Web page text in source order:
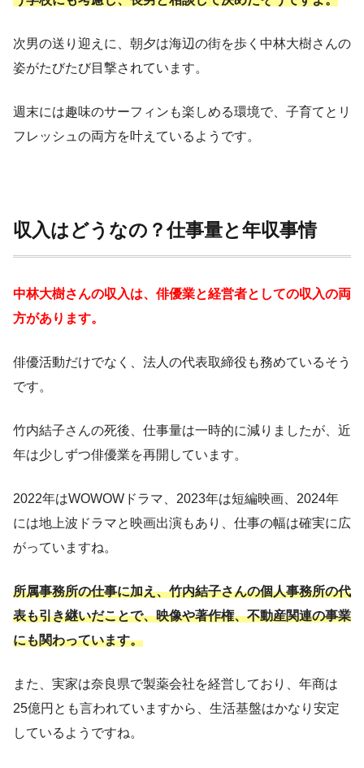
次男の送り迎えに、朝夕は海辺の街を歩く中林大樹さんの
姿がたびたび目撃されています。
週末には趣味のサーフィンも楽しめる環境で、子育てとリ
フレッシュの両方を叶えているようです。
収入はどうなの？仕事量と年収事情
中林大樹さんの収入は、俳優業と経営者としての収入の両
方があります。
俳優活動だけでなく、法人の代表取締役も務めているそう
です。
竹内結子さんの死後、仕事量は一時的に減りましたが、近
年は少しずつ俳優業を再開しています。
2022年はWOWOWドラマ、2023年は短編映画、2024年
には地上波ドラマと映画出演もあり、仕事の幅は確実に広
がっていますね。
所属事務所の仕事に加え、竹内結子さんの個人事務所の代
表も引き継いだことで、映像や著作権、不動産関連の事業
にも関わっています。
また、実家は奈良県で製薬会社を経営しており、年商は
25億円とも言われていますから、生活基盤はかなり安定
しているようですね。